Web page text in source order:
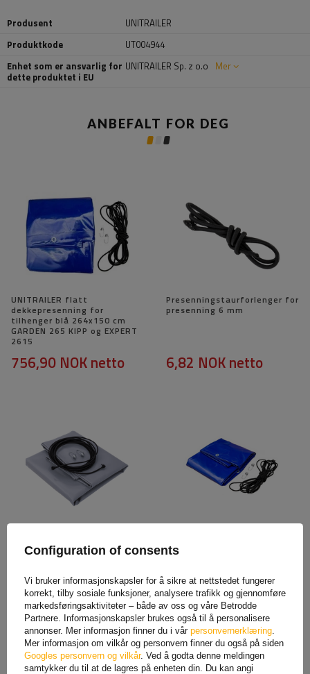
Produsent
UNITRAILER
Produktkode
UT004944
Enhet som er ansvarlig for
dette produktet i EU
UNITRAILER Sp. z o.o Mer
ANBEFALT FOR DEG
UNITRAILER flatt
dekkepresenning for
tilhenger blå 264x150 cm
GARDEN 265 KIPP og EXPERT
2615
756,90 NOKnetto
Presenningstaurforlenger for
presenning 6 mm
6,82 NOKnetto
N7-263 PTW
605,68 NOKnetto
for tilhenger 264x125cm
1 336,25 NOKnetto
Configuration of consents
Vi bruker informasjonskapsler for å sikre at nettstedet fungerer
korrekt, tilby sosiale funksjoner, analysere trafikk og gjennomføre
markedsføringsaktiviteter – både av oss og våre Betrodde
Partnere. Informasjonskapsler brukes også til å personalisere
annonser. Mer informasjon finner du i vår personvernerklæring
Mer informasjon om vilkår og personvern finner du også på siden
Googles personvern og vilkår. Ved å godta denne meldingen
samtykker du til at de lagres på enheten din. Du kan angi